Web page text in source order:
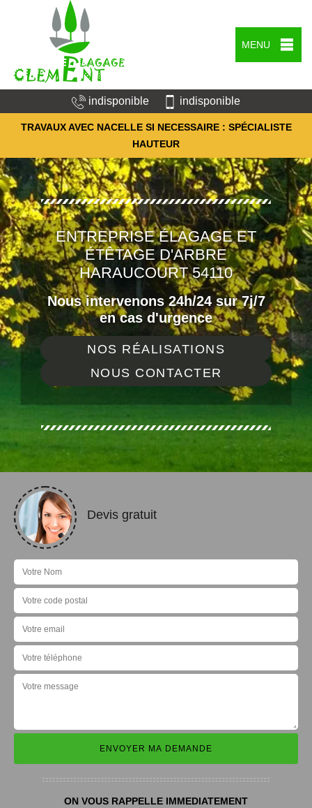
MENU
indisponible indisponible
TRAVAUX AVEC NACELLE SI NECESSAIRE : SPÉCIALISTE
HAUTEUR
ENTREPRISE ÉLAGAGE ET
ÉTÊTAGE D'ARBRE
HARAUCOURT 54110
Nous intervenons 24h/24 sur 7j/7
en cas d'urgence
NOS RÉALISATIONS
NOUS CONTACTER
Devis gratuit
ON VOUS RAPPELLE IMMEDIATEMENT